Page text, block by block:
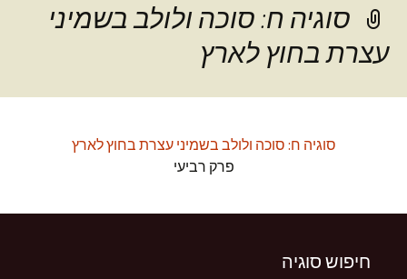
סוגיה ח: סוכה ולולב בשמיני
עצרת בחוץ לארץ
סוגיה ח: סוכה ולולב בשמיני עצרת בחוץ לארץ
פרק רביעי
חיפוש סוגיה